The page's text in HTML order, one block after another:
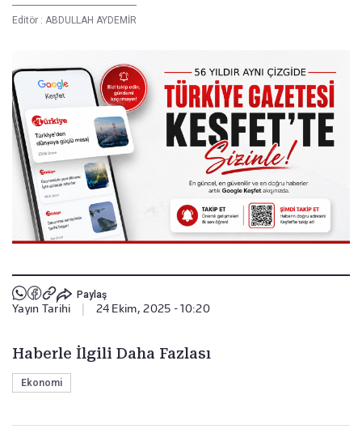
Editör : ABDULLAH AYDEMİR
Paylaş
Yayın Tarihi 24 Ekim, 2025 - 10:20
Haberle İlgili Daha Fazlası
Ekonomi